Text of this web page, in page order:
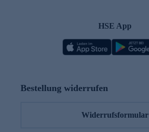
HSE App
Bestellung widerrufen
Widerrufsformular